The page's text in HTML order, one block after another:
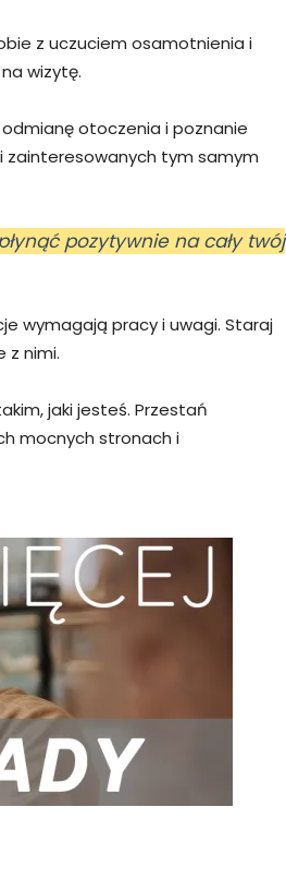
z uczuciem osamotnienia i
wizytę.
otoczenia i poznanie
zainteresowanych tym samym
pozytywnie na cały twój
wymagają pracy i uwagi. Staraj
z nimi.
jaki jesteś. Przestań
mocnych stronach i